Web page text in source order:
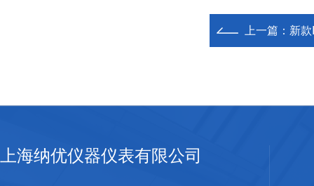
上一篇： 新
上海纳优仪器仪表有限公司